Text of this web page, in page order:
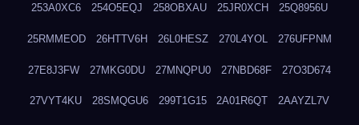
253A0XC6 254O5EQJ 258OBXAU 25JR0XCH 25Q8956U
25RMMEOD 26HTTV6H 26L0HESZ 270L4YOL 276UFPNM
27E8J3FW 27MKG0DU 27MNQPU0 27NBD68F 27O3D674
27VYT4KU 28SMQGU6 299T1G15 2A01R6QT 2AAYZL7V